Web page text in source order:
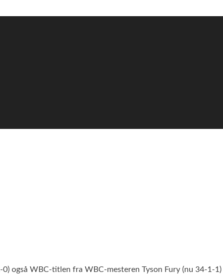
også WBC-titlen fra WBC-mesteren Tyson Fury (nu 34-1-